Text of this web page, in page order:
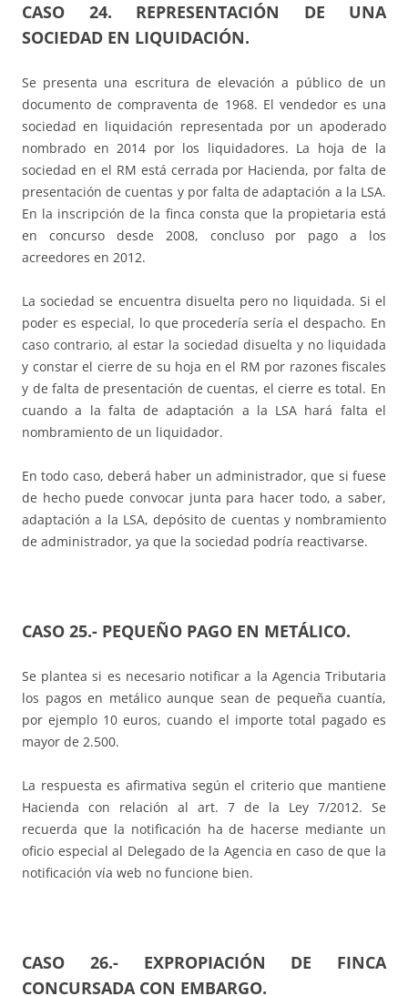
CASO 24. REPRESENTACIÓN DE UNA
SOCIEDAD EN LIQUIDACIÓN.
Se presenta una escritura de elevación a público de un
documento de compraventa de 1968. El vendedor es una
sociedad en liquidación representada por un apoderado
nombrado en 2014 por los liquidadores. La hoja de la
sociedad en el RM está cerrada por Hacienda, por falta de
presentación de cuentas y por falta de adaptación a la LSA.
En la inscripción de la finca consta que la propietaria está
en concurso desde 2008, concluso por pago a los
acreedores en 2012.
La sociedad se encuentra disuelta pero no liquidada. Si el
poder es especial, lo que procedería sería el despacho. En
caso contrario, al estar la sociedad disuelta y no liquidada
y constar el cierre de su hoja en el RM por razones fiscales
y de falta de presentación de cuentas, el cierre es total. En
cuando a la falta de adaptación a la LSA hará falta el
nombramiento de un liquidador.
En todo caso, deberá haber un administrador, que si fuese
de hecho puede convocar junta para hacer todo, a saber,
adaptación a la LSA, depósito de cuentas y nombramiento
de administrador, ya que la sociedad podría reactivarse.
CASO 25.- PEQUEÑO PAGO EN METÁLICO.
Se plantea si es necesario notificar a la Agencia Tributaria
los pagos en metálico aunque sean de pequeña cuantía,
por ejemplo 10 euros, cuando el importe total pagado es
mayor de 2.500.
La respuesta es afirmativa según el criterio que mantiene
Hacienda con relación al art. 7 de la Ley 7/2012. Se
recuerda que la notificación ha de hacerse mediante un
oficio especial al Delegado de la Agencia en caso de que la
notificación vía web no funcione bien.
CASO 26.- EXPROPIACIÓN DE FINCA
CONCURSADA CON EMBARGO.